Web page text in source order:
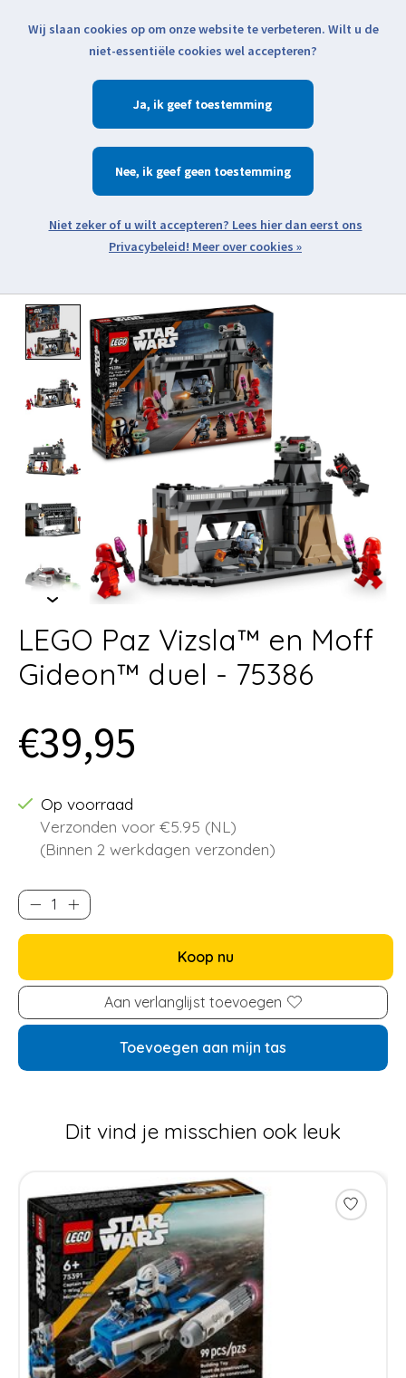
Klik voor actuele verzendinformatie...
Verlanglijst
Zoeken
Open webshop menu
Product image slideshow Items
LEGO Paz Vizsla™ en Moff
Gideon™ duel - 75386
€39,95
Op voorraad
Verzonden voor €5.95 (NL)
(Binnen 2 werkdagen verzonden)
Koop nu
Aan verlanglijst toevoegen
Toevoegen aan mijn tas
Dit vind je misschien ook leuk
Items van productcarrousel
Wij slaan cookies op om onze website te verbeteren. Wilt u de
niet-essentiële cookies wel accepteren?
Ja
Nee
Meer over cookies »